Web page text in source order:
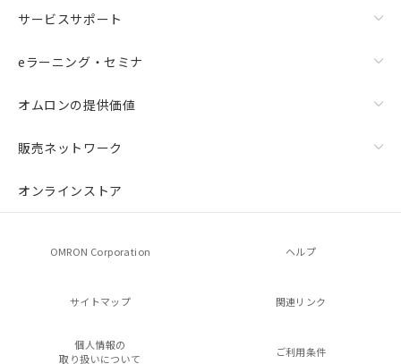
サービスサポート
eラーニング・セミナ
オムロンの提供価値
販売ネットワーク
オンラインストア
OMRON Corporation ヘルプ
サイトマップ 関連リンク
個人情報の
取り扱いについて
ご利用条件